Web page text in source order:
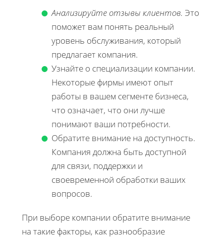
Анализируйте отзывы клиентов. Это
поможет вам понять реальный
уровень обслуживания, который
предлагает компания.
Узнайте о специализации компании.
Некоторые фирмы имеют опыт
работы в вашем сегменте бизнеса,
что означает, что они лучше
понимают ваши потребности.
Обратите внимание на доступность.
Компания должна быть доступной
для связи, поддержки и
своевременной обработки ваших
вопросов.
При выборе компании обратите внимание
на такие факторы, как разнообразие